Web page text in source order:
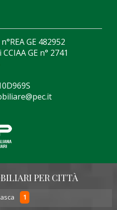
GE 482952
GE n° 2741
PER CITTÀ
1